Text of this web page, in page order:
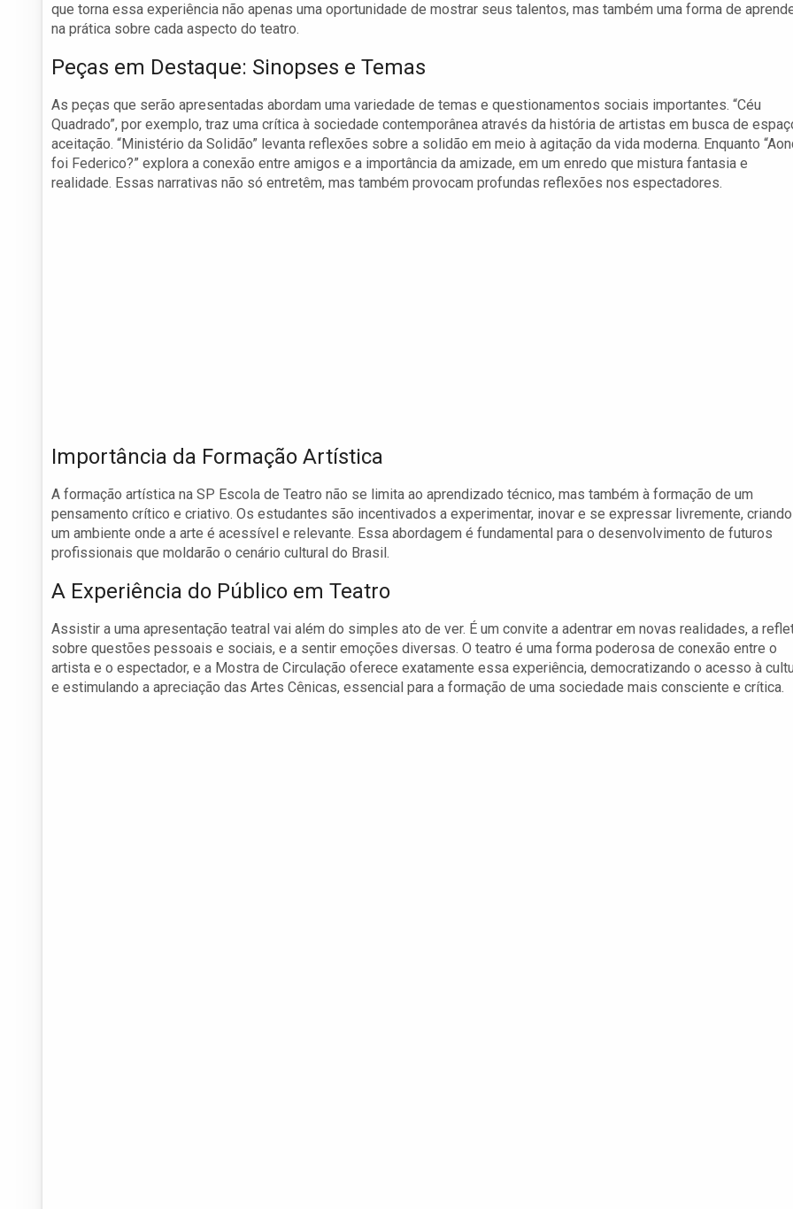
que torna essa experiência não apenas uma oportunidade de mostrar seus talentos, mas também uma forma de
na prática sobre cada aspecto do teatro.
Peças em Destaque: Sinopses e Temas
As peças que serão apresentadas abordam uma variedade de temas e questionamentos sociais importantes. “Céu
Quadrado”, por exemplo, traz uma crítica à sociedade contemporânea através da história de artistas em busca de
aceitação. “Ministério da Solidão” levanta reflexões sobre a solidão em meio à agitação da vida moderna. Enquanto
foi Federico?” explora a conexão entre amigos e a importância da amizade, em um enredo que mistura fantasia e
realidade. Essas narrativas não só entretêm, mas também provocam profundas reflexões nos espectadores.
Importância da Formação Artística
A formação artística na SP Escola de Teatro não se limita ao aprendizado técnico, mas também à formação de um
pensamento crítico e criativo. Os estudantes são incentivados a experimentar, inovar e se expressar livremente, criando
um ambiente onde a arte é acessível e relevante. Essa abordagem é fundamental para o desenvolvimento de futuros
profissionais que moldarão o cenário cultural do Brasil.
A Experiência do Público em Teatro
Assistir a uma apresentação teatral vai além do simples ato de ver. É um convite a adentrar em novas realidades, a
sobre questões pessoais e sociais, e a sentir emoções diversas. O teatro é uma forma poderosa de conexão entre o
artista e o espectador, e a Mostra de Circulação oferece exatamente essa experiência, democratizando o acesso à
e estimulando a apreciação das Artes Cênicas, essencial para a formação de uma sociedade mais consciente e crítica.